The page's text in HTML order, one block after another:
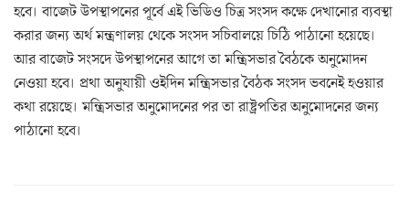
হবে। বাজেট উপস্থাপনের পূর্বে এই ভিডিও চিত্র সংসদ কক্ষে দেখানোর ব্যবস্থা
করার জন্য অর্থ মন্ত্রণালয় থেকে সংসদ সচিবালয়ে চিঠি পাঠানো হয়েছে।
আর বাজেট সংসদে উপস্থাপনের আগে তা মন্ত্রিসভার বৈঠকে অনুমোদন
নেওয়া হবে। প্রথা অনুযায়ী ওইদিন মন্ত্রিসভার বৈঠক সংসদ ভবনেই হওয়ার
কথা রয়েছে। মন্ত্রিসভার অনুমোদনের পর তা রাষ্ট্রপতির অনুমোদনের জন্য
পাঠানো হবে।